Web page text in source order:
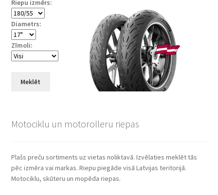
Riepu izmērs:
Diametrs:
Zīmoli:
Meklēt
Motociklu un motorolleru riepas
Plašs preču sortiments uz vietas noliktavā. Izvēlaties meklēt tās
pēc izmēra vai markas. Riepu piegāde visā Latvijas teritorijā.
Motociklu, skūteru un mopēda riepas.